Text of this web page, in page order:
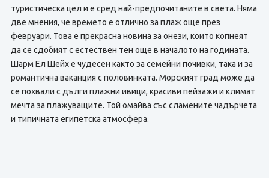
туристическа цел и е сред най-предпочитаните в света. Няма
две мнения, че времето е отлично за плаж още през
февруари. Това е прекрасна новина за онези, които копнеят
да се сдобият с естествен тен още в началото на годината.
Шарм Ел Шейх е чудесен както за семейни почивки, така и за
романтична ваканция с половинката. Морският град може да
се похвали с дълги плажни ивици, красиви пейзажи и климат
мечта за плажуващите. Той омайва със сламените чадърчета
и типичната египетска атмосфера.